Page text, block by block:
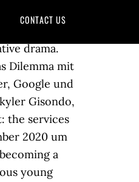
CONTACT US
the entire lineup of new movies and TV shows streaming on Netflix this month. Das Dilemma mit den sozialen Medien 2020 web-dl gratis film torrent download Posted on October 31, 2020 by admin Er erforscht die gefährlichen menschlichen Auswirkungen von Social Media und Technologieexperten sind besorgt über ihre Innovation. Der fiktive Teil erzählt die Geschichte eines Teenagers, der eine Sucht für soziale Medien entwickelt, unterbrochen wird die Story durch Interviews mit verschiedenen US-amerikanischen Persönlichkeiten aus dem Umfeld der großen Social-Media-Firmen. Ein film von Jeff Orlowski. September 2020 auf Netflix veröffentlicht[2] und als Netflix Original vermarktet. Der Film beschäftigt sich kritisch mit den Folgen von sozialen Medien für die Gesellschaft. This FAQ is empty. Keep track of ev